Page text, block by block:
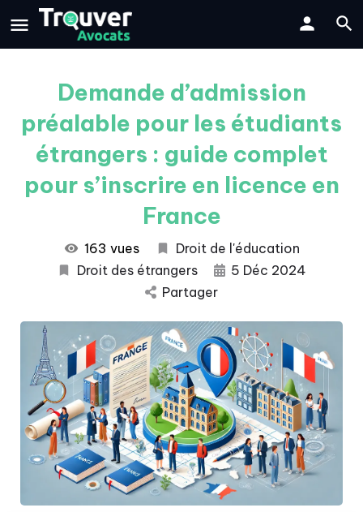
Demande d’admission
préalable pour les étudiants
étrangers : guide complet
pour s’inscrire en licence en
France
163 vues
Droit de l'éducation
Droit des étrangers
5 Déc 2024
Partager